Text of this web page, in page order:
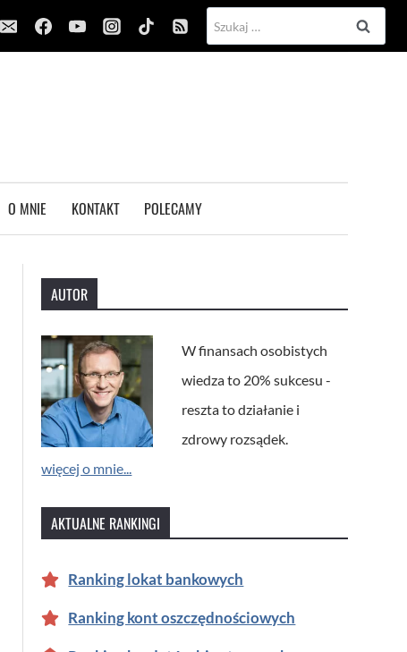
Szukaj:
O MNIE KONTAKT POLECAMY
AUTOR
W finansach osobistych
wiedza to 20% sukcesu -
reszta to działanie i
zdrowy rozsądek.
więcej o mnie...
AKTUALNE RANKINGI
Ranking lokat bankowych
Ranking kont oszczędnościowych